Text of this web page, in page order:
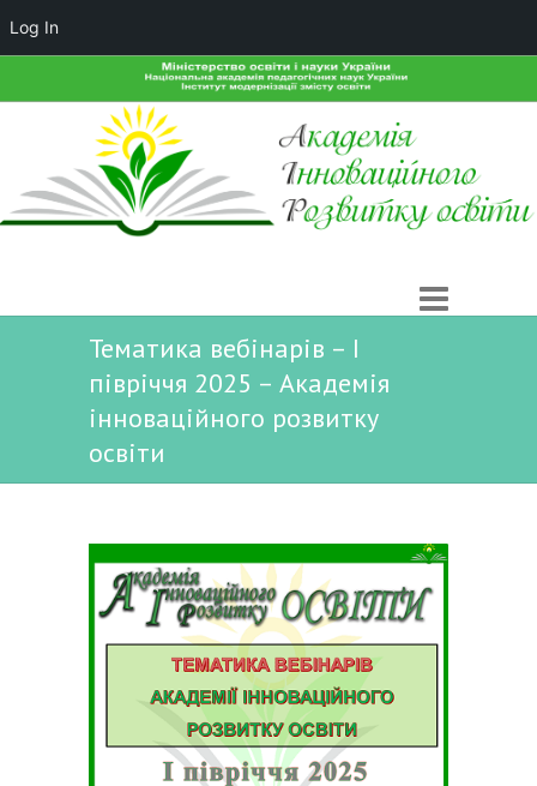
Тематика вебінарів – І
півріччя 2025 – Академія
інноваційного розвитку
освіти
Log In